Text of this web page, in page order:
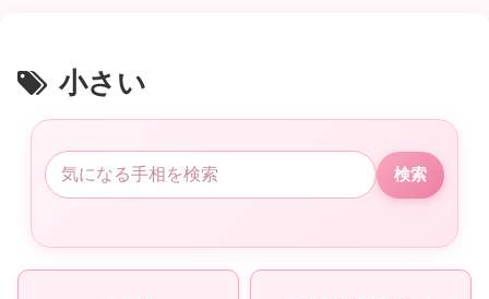
小さい
検索